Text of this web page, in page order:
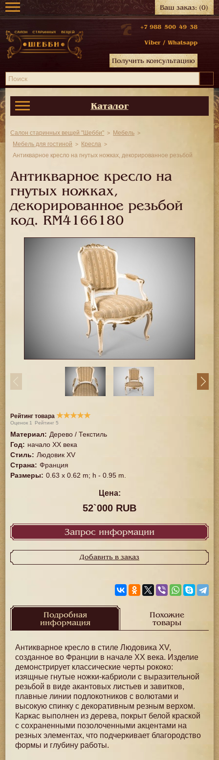
Ваш заказ:(0)
+7 988 500 49 38
Viber / Whatsapp
Получить консультацию
Каталог
Салон старинных вещей "Шебби"
Мебель
Мебель для гостиной
Кресла
Антикварное кресло на гнутых ножках, декорированное резьбой
Антикварное кресло на
гнутых ножках,
декорированное резьбой
код. RM4166180
Рейтинг товара ★★★★★
Оценок 1 Рейтинг5
Материал: Дерево / Текстиль
Год: начало ХХ века
Стиль: Людовик XV
Страна: Франция
Размеры: 0.63 x 0.62 m; h - 0.95 m.
Цена:
52`000 RUB
Запрос информации
Добавить в заказ
Подробная
информация
Похожие
товары
Антикварное кресло в стиле Людовика XV,
созданное во Франции в начале XX века. Изделие
демонстрирует классические черты рококо:
изящные гнутые ножки-кабриоли с выразительной
резьбой в виде акантовых листьев и завитков,
плавные линии подлокотников с волютами и
высокую спинку с декоративным резным верхом.
Каркас выполнен из дерева, покрыт белой краской
с сохраненными позолоченными акцентами на
резных элементах, что подчеркивает благородство
формы и глубину работы.